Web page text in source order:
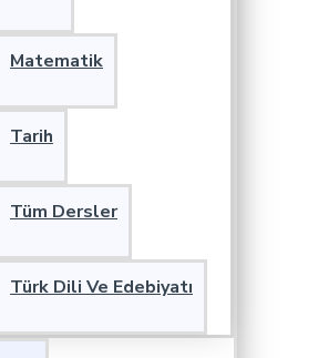
Matematik
Tarih
Tüm Dersler
Türk Dili Ve Edebiyatı